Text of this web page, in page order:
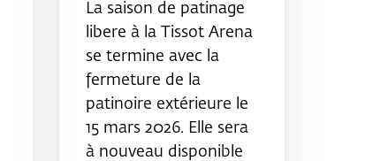
La saison de patinage
libere à la Tissot Arena
se termine avec la
fermeture de la
patinoire extérieure le
15 mars 2026. Elle sera
à nouveau disponible